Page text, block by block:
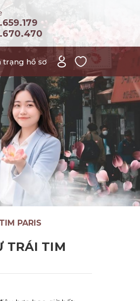
trạng hồ sơ
PARIS
TRÁI TIM